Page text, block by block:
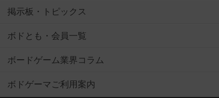
掲示板・トピックス
ボドとも・会員一覧
ボードゲーム業界コラム
ボドゲーマご利用案内